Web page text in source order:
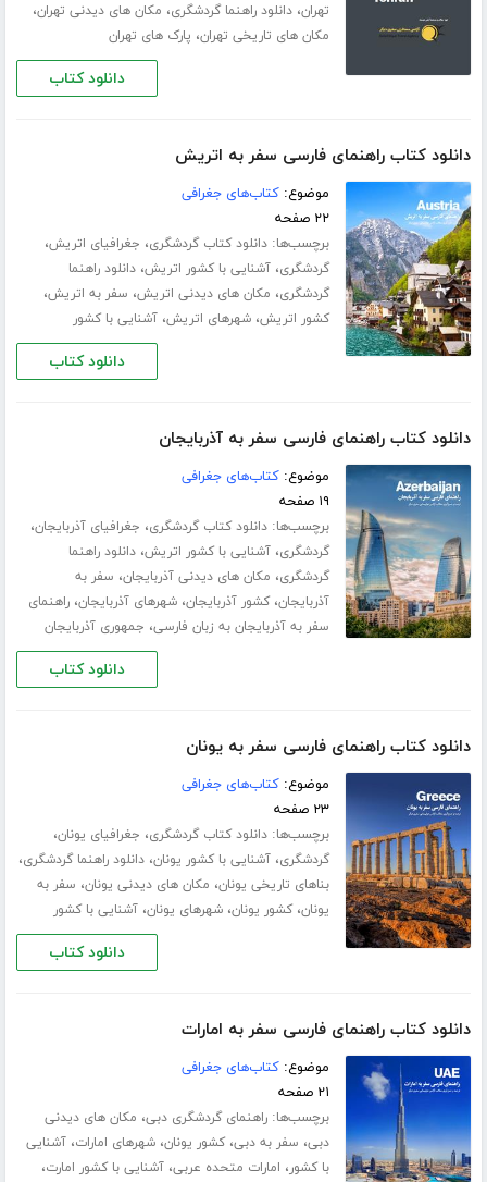
تهران،دانلود راهنما گردشگری، مکان های دیدنی تهران،
مکان های تاریخی تهران، پارک های تهران
دانلود کتاب
دانلود کتاب راهنمای فارسی سفر به اتریش
موضوع:کتاب‌های جغرافی
۲۲ صفحه
برچسب‌ها:دانلود کتاب گردشگری، جغرافیای اتریش،
گردشگری،آشنایی با کشور اتریش،دانلود راهنما
گردشگری، مکان های دیدنی اتریش، سفر به اتریش،
کشور اتریش،شهرهای اتریش،آشنایی با کشور
دانلود کتاب
دانلود کتاب راهنمای فارسی سفر به آذربایجان
موضوع:کتاب‌های جغرافی
۱۹ صفحه
برچسب‌ها:دانلود کتاب گردشگری، جغرافیای آذربایجان،
گردشگری،آشنایی با کشور اتریش،دانلود راهنما
گردشگری، مکان های دیدنی آذربایجان، سفر به
آذربایجان،کشور آذربایجان،شهرهای آذربایجان،راهنمای
سفر به آذربایجان به زبان فارسی، جمهوری آذربایجان
دانلود کتاب
دانلود کتاب راهنمای فارسی سفر به یونان
موضوع:کتاب‌های جغرافی
۲۳ صفحه
برچسب‌ها:دانلود کتاب گردشگری، جغرافیای یونان،
گردشگری،آشنایی با کشور یونان،دانلود راهنما گردشگری،
بناهای تاریخی یونان، مکان های دیدنی یونان، سفر به
یونان،کشور یونان،شهرهای یونان،آشنایی با کشور
دانلود کتاب
دانلود کتاب راهنمای فارسی سفر به امارات
موضوع:کتاب‌های جغرافی
۲۱ صفحه
برچسب‌ها:راهنمای گردشگری دبی، مکان های دیدنی
دبی، سفر به دبی،کشور یونان،شهرهای امارات،آشنایی
با کشور، امارات متحده عربی،آشنایی با کشور امارت،